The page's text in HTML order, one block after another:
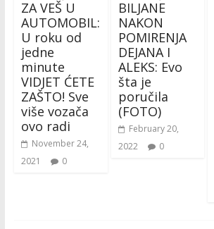
ZA VEŠ U
AUTOMOBIL:
U roku od
jedne
minute
VIDJET ĆETE
ZAŠTO! Sve
više vozača
ovo radi
November 24,
2021
0
BILJANE
NAKON
POMIRENJA
DEJANA I
ALEKS: Evo
šta je
poručila
(FOTO)
February 20,
2022
0